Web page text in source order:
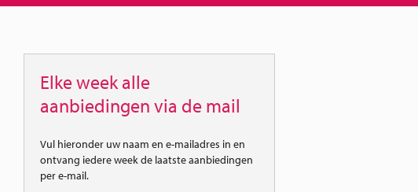
Elke week alle
aanbiedingen via de mail
Vul hieronder uw naam en e-mailadres in en
ontvang iedere week de laatste aanbiedingen
per e-mail.